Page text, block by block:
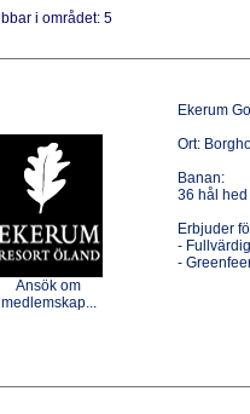
i området: 5
Ansök om
medlemskap...
Ekerum
Ort:
Banan:
36 hål
Erbjuder
-
-